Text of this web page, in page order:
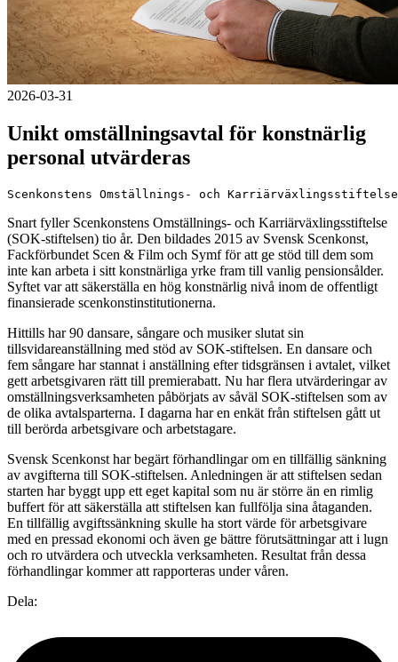
2026-03-31
Unikt omställningsavtal för konstnärlig
personal utvärderas
Scenkonstens Omställnings- och
Snart fyller Scenkonstens Omställnings- och Karriärväxlingsstiftelse
(SOK-stiftelsen) tio år. Den bildades 2015 av Svensk Scenkonst,
Fackförbundet Scen & Film och Symf för att ge stöd till dem som
inte kan arbeta i sitt konstnärliga yrke fram till vanlig pensionsålder.
Syftet var att säkerställa en hög konstnärlig nivå inom de offentligt
finansierade scenkonstinstitutionerna.
Hittills har 90 dansare, sångare och musiker slutat sin
tillsvidareanställning med stöd av SOK-stiftelsen. En dansare och
fem sångare har stannat i anställning efter tidsgränsen i avtalet, vilket
gett arbetsgivaren rätt till premierabatt. Nu har flera utvärderingar av
omställningsverksamheten påbörjats av såväl SOK-stiftelsen som av
de olika avtalsparterna. I dagarna har en enkät från stiftelsen gått ut
till berörda arbetsgivare och arbetstagare.
Svensk Scenkonst har begärt förhandlingar om en tillfällig sänkning
av avgifterna till SOK-stiftelsen. Anledningen är att stiftelsen sedan
starten har byggt upp ett eget kapital som nu är större än en rimlig
buffert för att säkerställa att stiftelsen kan fullfölja sina åtaganden.
En tillfällig avgiftssänkning skulle ha stort värde för arbetsgivare
med en pressad ekonomi och även ge bättre förutsättningar att i lugn
och ro utvärdera och utveckla verksamheten. Resultat från dessa
förhandlingar kommer att rapporteras under våren.
Dela: